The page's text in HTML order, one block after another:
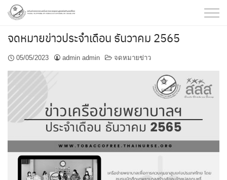
Skip
จดหมายข่าวประจำเดือน ธันวาคม 2565
05/05/2023 admin admin จดหมายข่าว